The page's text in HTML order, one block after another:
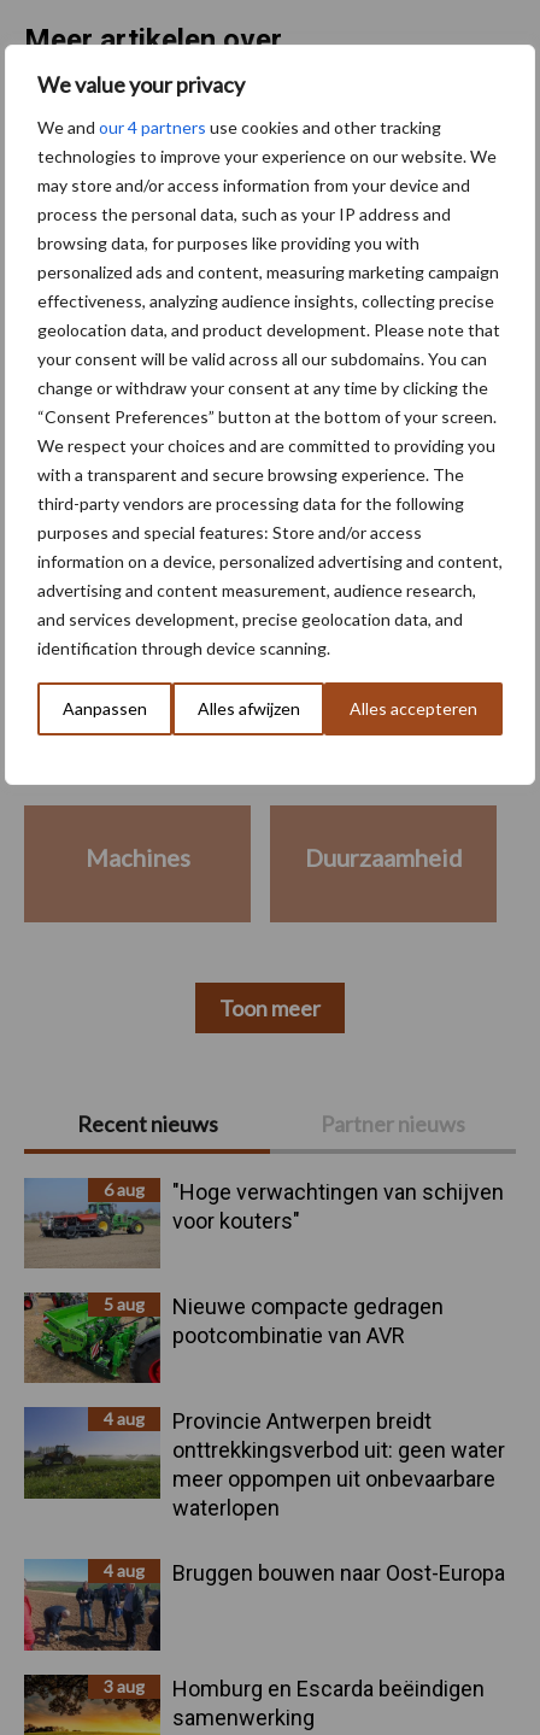
We value your privacy
We and our 4 partners use cookies and other tracking
technologies to improve your experience on our website. We
may store and/or access information from your device and
process the personal data, such as your IP address and
browsing data, for purposes like providing you with
personalized ads and content, measuring marketing campaign
effectiveness, analyzing audience insights, collecting precise
geolocation data, and product development. Please note that
your consent will be valid across all our subdomains. You can
change or withdraw your consent at any time by clicking the
“Consent Preferences” button at the bottom of your screen.
We respect your choices and are committed to providing you
with a transparent and secure browsing experience. The
third-party vendors are processing data for the following
purposes and special features: Store and/or access
information on a device, personalized advertising and content,
advertising and content measurement, audience research,
and services development, precise geolocation data, and
identification through device scanning.
Aanpassen Alles afwijzen Alles accepteren
Primaire
Sidebar
Recent nieuws Partner nieuws
6 aug
"Hoge verwachtingen van schijven
voor kouters"
5 aug
Nieuwe compacte gedragen
pootcombinatie van AVR
4 aug
Provincie Antwerpen breidt
onttrekkingsverbod uit: geen water
meer oppompen uit onbevaarbare
waterlopen
4 aug Bruggen bouwen naar Oost-Europa
3 aug
Homburg en Escarda beëindigen
samenwerking
Meer artikelen over
schijven voor kouters”
Nieuwe compacte
gedragen pootcombinatie
van AVR
Provincie Antwerpen breidt
onttrekkingsverbod uit:
geen water meer
oppompen uit onbevaarbare
waterlopen
Meer lezen over:
Maak uw keuze
Machines Duurzaamheid
Toon meer